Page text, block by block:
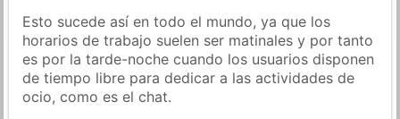
Esto sucede así en todo el mundo, ya que los
horarios de trabajo suelen ser matinales y por tanto
es por la tarde-noche cuando los usuarios disponen
de tiempo libre para dedicar a las actividades de
ocio, como es el chat.